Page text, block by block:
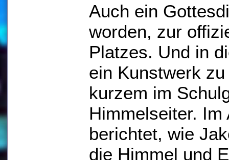
Auch ein
worden, zur
Platzes. Und in
ein Kunstwerk
kurzem im
Himmelseiter. Im
berichtet, wie
die Himmel und